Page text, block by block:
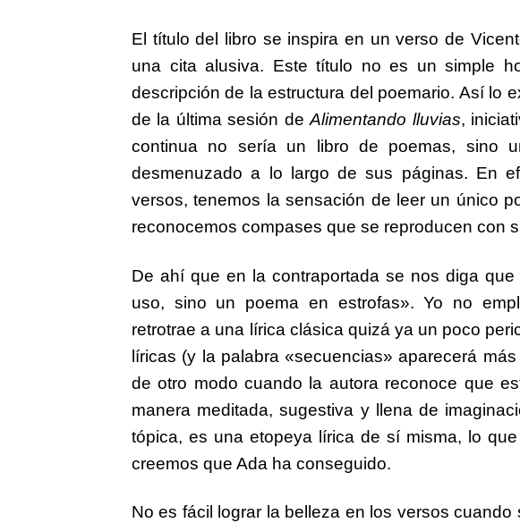
El título del libro se inspira en un verso de
una cita alusiva. Este título no es un simple
descripción de la estructura del poemario. Así lo
de la última sesión deAlimentando lluvias,
continua no sería un libro de poemas, sino
desmenuzado a lo largo de sus páginas. En
versos, tenemos la sensación de leer un único
reconocemos compases que se reproducen con
De ahí que en la contraportada se nos diga que
uso, sino un poema en estrofas». Yo no
retrotrae a una lírica clásica quizá ya un poco
líricas (y la palabra «secuencias» aparecerá
de otro modo cuando la autora reconoce que
manera meditada, sugestiva y llena de
tópica, es una etopeya lírica de sí misma, lo
creemos que Ada ha conseguido.
No es fácil lograr la belleza en los versos